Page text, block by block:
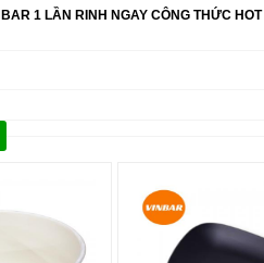
1 LẦN RINH NGAY CÔNG THỨC